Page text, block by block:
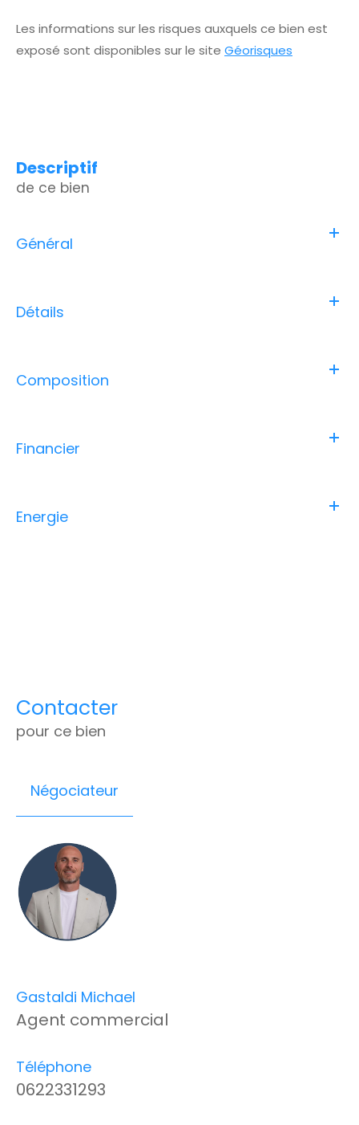
Les informations sur les risques auxquels ce bien est
exposé sont disponibles sur le site Géorisques
descriptif
de ce bien
Général
Détails
Composition
Financier
Energie
Contacter
pour ce bien
Négociateur
Gastaldi Michael
Agent commercial
Téléphone
0622331293